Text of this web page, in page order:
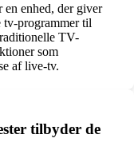
enhed, der giver
tv-programmer til
TV-
som
af live-tv.
tilbyder de